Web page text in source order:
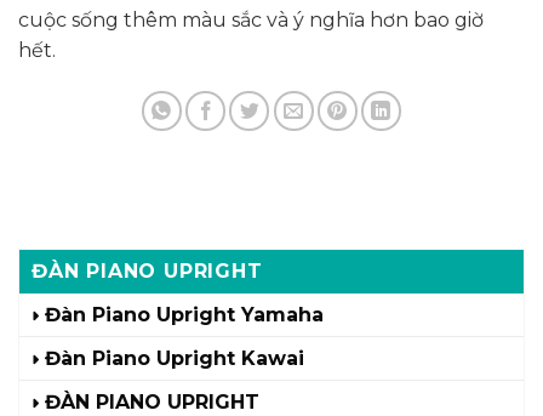
cuộc sống thêm màu sắc và ý nghĩa hơn bao giờ
hết.
ĐÀN PIANO UPRIGHT
Đàn Piano Upright Yamaha
Đàn Piano Upright Kawai
ĐÀN PIANO UPRIGHT